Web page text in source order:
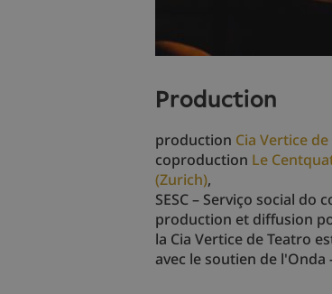
production
production Cia Vertice
coproduction Le
(Zurich),
SESC – Serviço social do
production et diffusion
la Cia Vertice de Teatro
avec le soutien de